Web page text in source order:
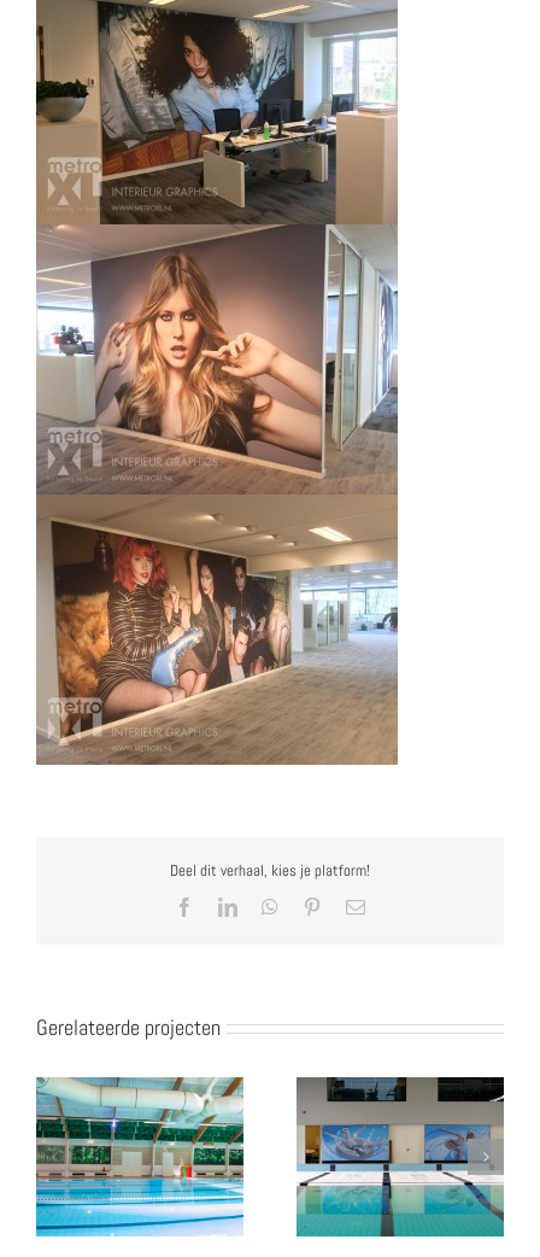
Deel dit verhaal, kies je platform!
FacebookLinkedInWhatsApp
Pinterest
E-
Gerelateerde projecten